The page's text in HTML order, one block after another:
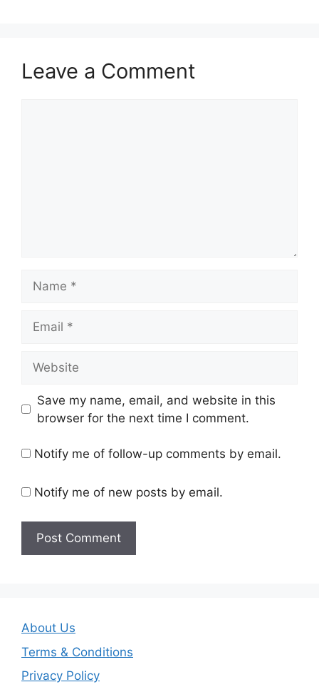
Leave a Comment
Save my name, email, and website in this
browser for the next time I comment.
Notify me of follow-up comments by email.
Notify me of new posts by email.
About Us
Terms & Conditions
Privacy Policy